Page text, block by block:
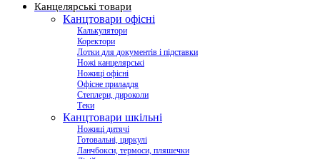
Канцелярські товари
Канцтовари офісні
Калькулятори
Коректори
Лотки для документів і підставки
Ножі канцелярські
Ножиці офісні
Офісне приладдя
Степлери, дироколи
Теки
Канцтовари шкільні
Ножиці дитячі
Готовальні, циркулі
Ланчбокси, термоси, пляшечки